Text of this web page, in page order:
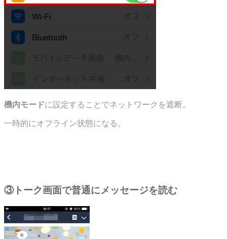
機内モードに設定することでネットワークを遮断。
一時的にオフライン状態になる。
③トーク画面で普通にメッセージを読む